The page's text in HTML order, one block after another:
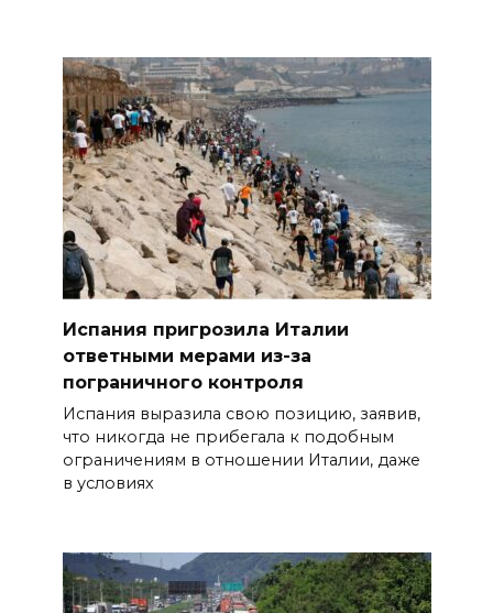
Испания пригрозила Италии
ответными мерами из-за
пограничного контроля
Испания выразила свою позицию, заявив,
что никогда не прибегала к подобным
ограничениям в отношении Италии, даже
в условиях